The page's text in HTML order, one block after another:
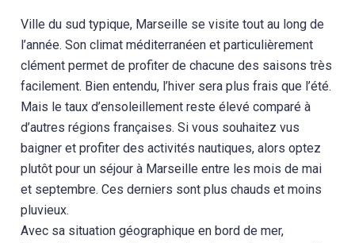
Ville du sud typique, Marseille se visite tout au long de
l’année. Son climat méditerranéen et particulièrement
clément permet de profiter de chacune des saisons très
facilement. Bien entendu, l’hiver sera plus frais que l’été.
Mais le taux d’ensoleillement reste élevé comparé à
d’autres régions françaises. Si vous souhaitez vus
baigner et profiter des activités nautiques, alors optez
plutôt pour un séjour à Marseille entre les mois de mai
et septembre. Ces derniers sont plus chauds et moins
pluvieux.
Avec sa situation géographique en bord de mer,